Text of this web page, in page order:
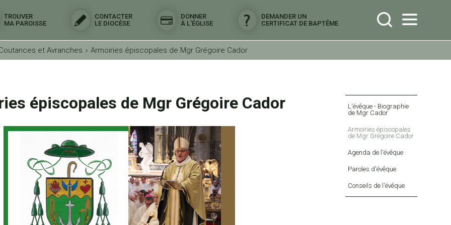
TROUVER
MA PAROISSE
CONTACTER
LE DIOCÈSE
DONNER
À L'ÉGLISE
DEMANDER UN
CERTIFICAT DE BAPTÊME
et Avranches › Armoiries épiscopales de Mgr Grégoire Cador
L'évêque - Biographie
de Mgr Cador
Armoiries épiscopales
de Mgr Grégoire Cador
Agenda de l'évêque
Paroles d'évêque
Conseils de l'évêque
épiscopales de Mgr Grégoire Cador